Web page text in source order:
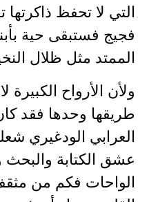
التي لا تحفظ
فجيج فستبقى حية
الممتد مثل ظلال
ولأن الأرواح
طريقها وحدها فقد
العرابي الودغيري
عشق الكتابة والبحث
الواحات فكم من